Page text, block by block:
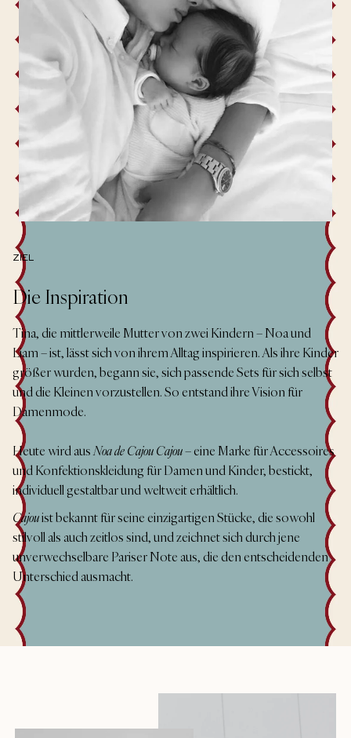
ZIEL
Die Inspiration
Tina, die mittlerweile Mutter von zwei Kindern – Noa und
Liam – ist, lässt sich von ihrem Alltag inspirieren. Als ihre Kinder
größer wurden, begann sie, sich passende Sets für sich selbst
und die Kleinen vorzustellen. So entstand ihre Vision für
Damenmode.
Heute wird aus Noa de Cajou Cajou– eine Marke für Accessoires
und Konfektionskleidung für Damen und Kinder, bestickt,
individuell gestaltbar und weltweit erhältlich.
Cajouist bekannt für seine einzigartigen Stücke, die sowohl
stilvoll als auch zeitlos sind, und zeichnet sich durch jene
unverwechselbare Pariser Note aus, die den entscheidenden
Unterschied ausmacht.